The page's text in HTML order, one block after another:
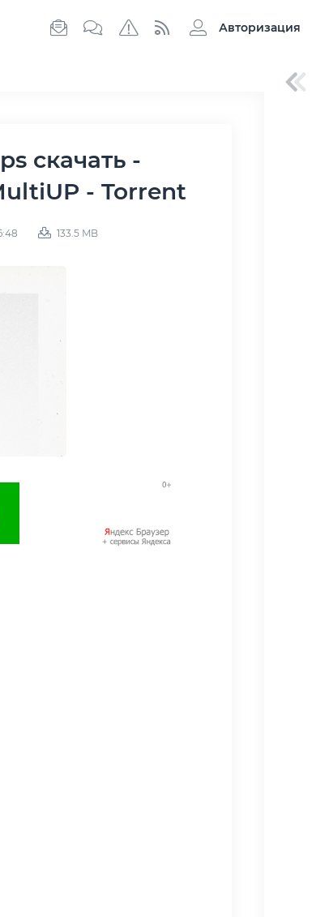
Авторизация
- Torrent
133.5 MB